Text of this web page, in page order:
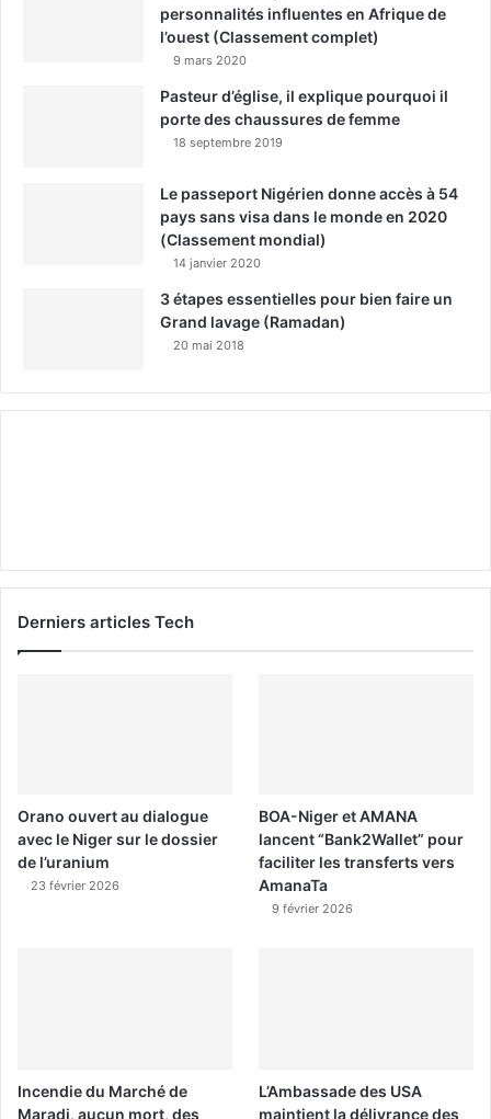
personnalités influentes en Afrique de
l’ouest (Classement complet)
9 mars 2020
Pasteur d’église, il explique pourquoi il
porte des chaussures de femme
18 septembre 2019
Le passeport Nigérien donne accès à 54
pays sans visa dans le monde en 2020
(Classement mondial)
14 janvier 2020
3 étapes essentielles pour bien faire un
Grand lavage (Ramadan)
20 mai 2018
Derniers articles Tech
Orano ouvert au dialogue
avec le Niger sur le dossier
de l’uranium
23 février 2026
BOA-Niger et AMANA
lancent “Bank2Wallet” pour
faciliter les transferts vers
AmanaTa
9 février 2026
Incendie du Marché de
Maradi, aucun mort, des
L’Ambassade des USA
maintient la délivrance des